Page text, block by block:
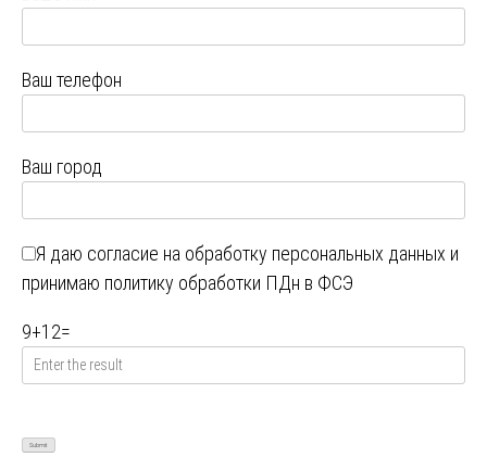
Ваш телефон
Ваш город
Я даю согласие на обработку персональных данных и
принимаю политику обработки ПДн в ФСЭ
9+12=